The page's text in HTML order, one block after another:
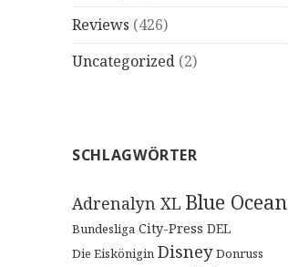
Reviews (426)
Uncategorized (2)
SCHLAGWÖRTER
Adrenalyn XL Blue Ocean
Bundesliga City-Press DEL
Die Eiskönigin Disney Donruss